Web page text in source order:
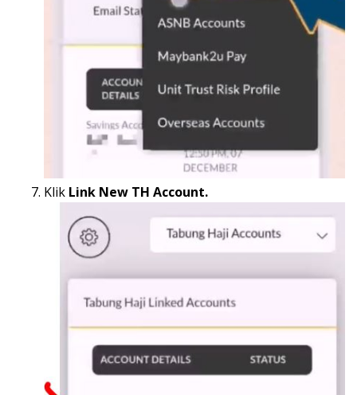
Klik Link New TH Account.